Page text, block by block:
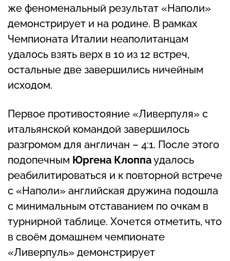
же феноменальный результат «Наполи»
демонстрирует и на родине. В рамках
Чемпионата Италии неаполитанцам
удалось взять верх в 10 из 12 встреч,
остальные две завершились ничейным
исходом.
Первое противостояние «Ливерпуля» с
итальянской командой завершилось
разгромом для англичан – 4:1. После этого
подопечным Юргена Клоппаудалось
реабилитироваться и к повторной встрече
с «Наполи» английская дружина подошла
с минимальным отставанием по очкам в
турнирной таблице. Хочется отметить, что
в своём домашнем чемпионате
«Ливерпуль» демонстрирует